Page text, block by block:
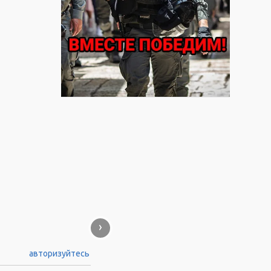
›
авторизуйтесь